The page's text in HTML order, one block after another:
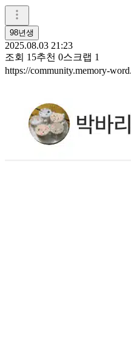
98년생
2025.08.03 21:23
조회 15추천 0스크랩 1
https://community.memory-